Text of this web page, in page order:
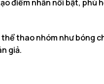
điểm nhấn nổi bật, phù
thao nhóm như bóng
giả.